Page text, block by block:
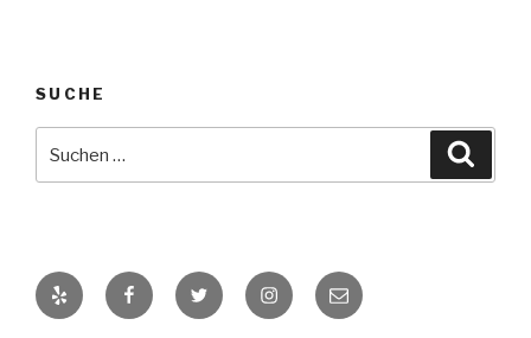
SUCHE
Yelp FacebookTwitter Instagram
E-
Mail